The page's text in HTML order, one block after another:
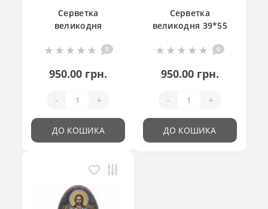
Серветка
великодня
кошик"
0
950.00 грн.
- +
ДО КОШИКА
Серветка
великодня 39*55
0
950.00 грн.
- +
ДО КОШИКА